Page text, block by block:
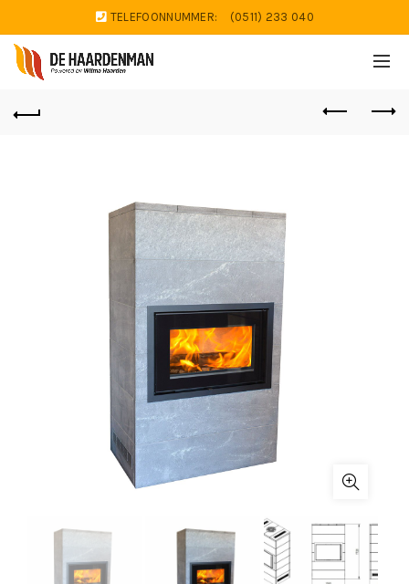
TELEFOONNUMMER: (0511) 233 040